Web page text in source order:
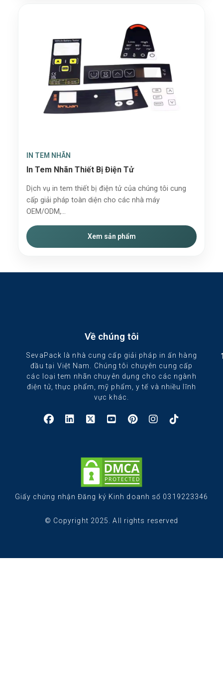
IN TEM NHÃN
In Tem Nhãn Thiết Bị Điện Tử
Dịch vụ in tem thiết bị điện tử của chúng tôi cung
cấp giải pháp toàn diện cho các nhà máy
OEM/ODM,...
Xem sản phẩm
Về chúng tôi
SevaPack là nhà cung cấp giải pháp in ấn hàng
đầu tại Việt Nam. Chúng tôi chuyên cung cấp
các loại tem nhãn chuyên dụng cho các ngành
điện tử, thực phẩm, mỹ phẩm, y tế và nhiều lĩnh
vực khác.
Giấy chứng nhận Đăng ký Kinh doanh số 0319223346
© Copyright 2025. All rights reserved